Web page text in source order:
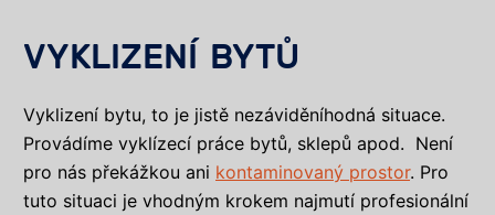
VYKLIZENÍ BYTŮ
Vyklizení bytu, to je jistě nezáviděníhodná situace.
Provádíme vyklízecí práce bytů, sklepů apod. Není
pro nás překážkou ani kontaminovaný prostor. Pro
tuto situaci je vhodným krokem najmutí profesionální